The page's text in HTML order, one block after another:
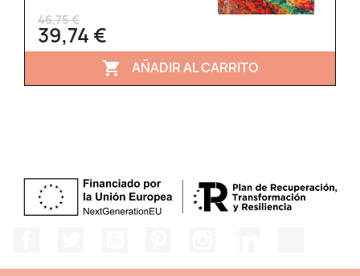
46,75 €
39,74 €
 AÑADIR AL CARRITO